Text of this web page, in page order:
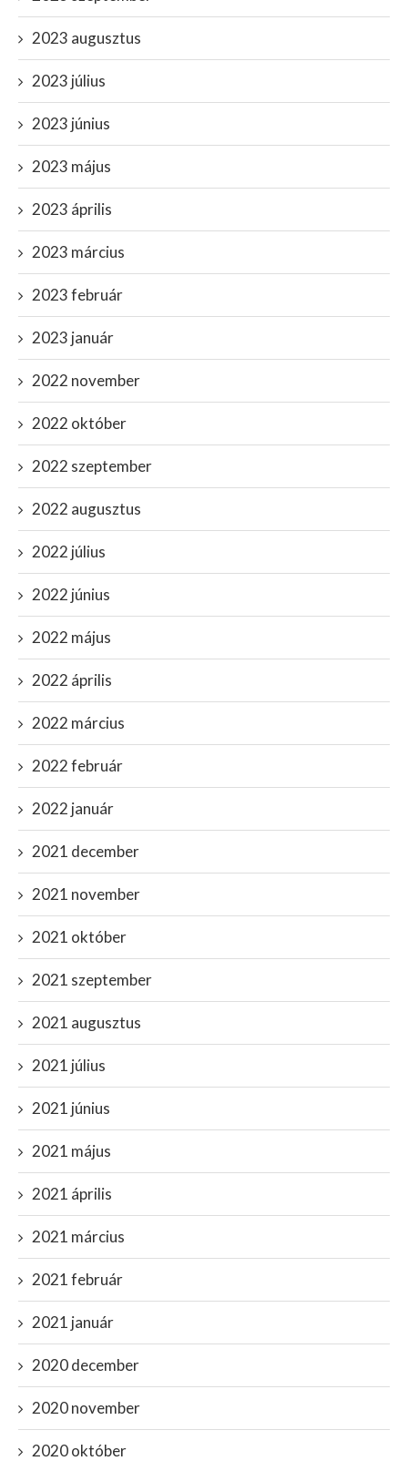
2023 augusztus
2023 július
2023 június
2023 május
2023 április
2023 március
2023 február
2023 január
2022 november
2022 október
2022 szeptember
2022 augusztus
2022 július
2022 június
2022 május
2022 április
2022 március
2022 február
2022 január
2021 december
2021 november
2021 október
2021 szeptember
2021 augusztus
2021 július
2021 június
2021 május
2021 április
2021 március
2021 február
2021 január
2020 december
2020 november
2020 október